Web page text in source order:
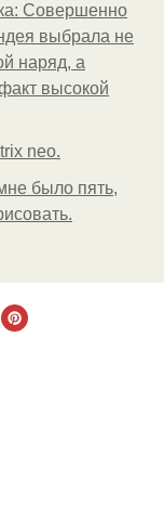
Совершенно
выбрала не
наряд, а
высокой
neo.
было пять,